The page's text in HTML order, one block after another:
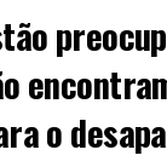
seria
não aconteceu
o